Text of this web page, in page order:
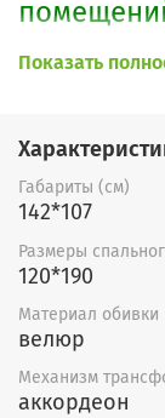
зато
По
изменить
накладок.
Показать
Габариты (см)
142*107
Размеры
120*190
Материал обивки
велюр
Механизм
аккордеон